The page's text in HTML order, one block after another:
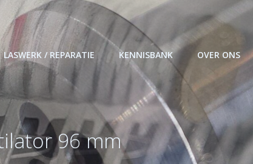
LASWERK / REPARATIE KENNISBANK OVER ONS
96 mm